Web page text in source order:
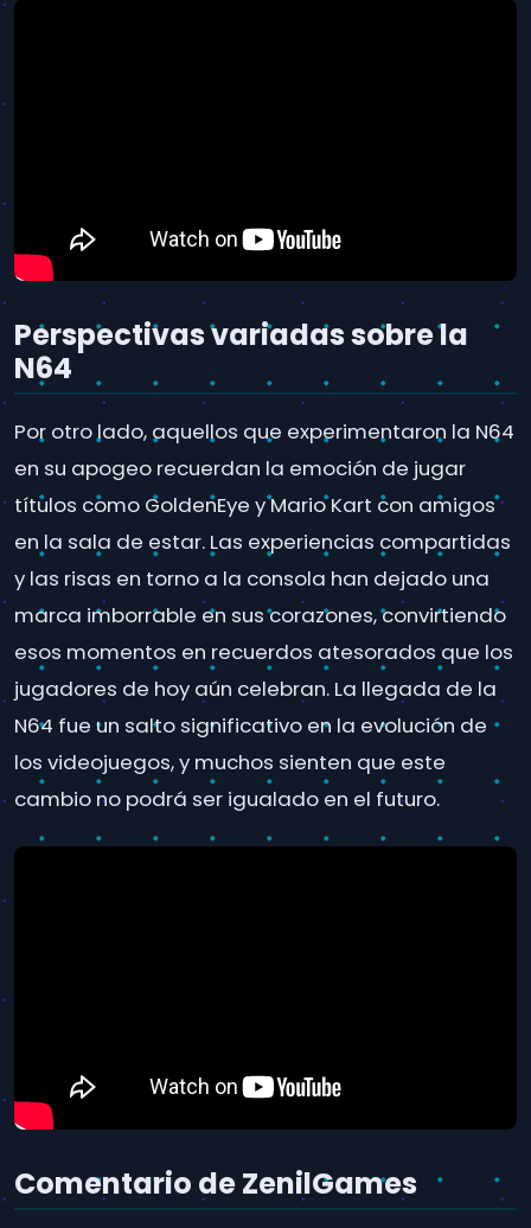
Perspectivas variadas sobre la
N64
Por otro lado, aquellos que experimentaron la N64
en su apogeo recuerdan la emoción de jugar
títulos como GoldenEye y Mario Kart con amigos
en la sala de estar. Las experiencias compartidas
y las risas en torno a la consola han dejado una
marca imborrable en sus corazones, convirtiendo
esos momentos en recuerdos atesorados que los
jugadores de hoy aún celebran. La llegada de la
N64 fue un salto significativo en la evolución de
los videojuegos, y muchos sienten que este
cambio no podrá ser igualado en el futuro.
Comentario de ZenilGames